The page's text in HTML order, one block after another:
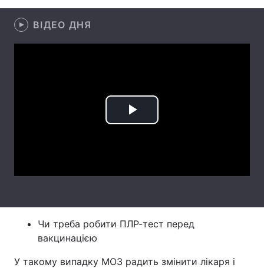
Екологія
Лонгріди
ВІДЕО ДНЯ
Play
Чи треба робити ПЛР-тест перед
вакцинацією
У такому випадку МОЗ радить змінити лікаря і